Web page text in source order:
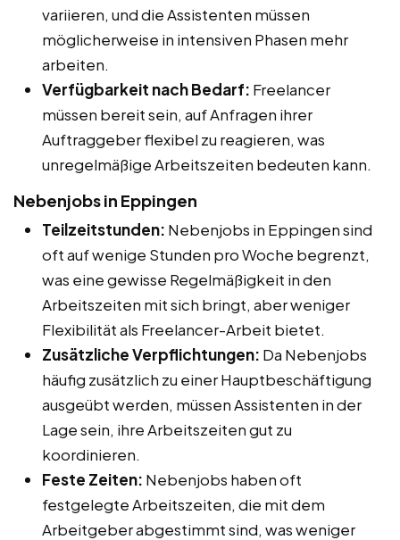
variieren, und die Assistenten müssen
möglicherweise in intensiven Phasen mehr
arbeiten.
Verfügbarkeit nach Bedarf: Freelancer
müssen bereit sein, auf Anfragen ihrer
Auftraggeber flexibel zu reagieren, was
unregelmäßige Arbeitszeiten bedeuten kann.
Nebenjobs in Eppingen
Teilzeitstunden: Nebenjobs in Eppingen sind
oft auf wenige Stunden pro Woche begrenzt,
was eine gewisse Regelmäßigkeit in den
Arbeitszeiten mit sich bringt, aber weniger
Flexibilität als Freelancer-Arbeit bietet.
Zusätzliche Verpflichtungen: Da Nebenjobs
häufig zusätzlich zu einer Hauptbeschäftigung
ausgeübt werden, müssen Assistenten in der
Lage sein, ihre Arbeitszeiten gut zu
koordinieren.
Feste Zeiten: Nebenjobs haben oft
festgelegte Arbeitszeiten, die mit dem
Arbeitgeber abgestimmt sind, was weniger